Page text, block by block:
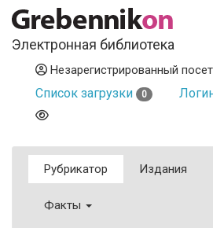
Электронная библиотека
Незарегистрированный
Список загрузки 0
Рубрикатор Издания
Факты